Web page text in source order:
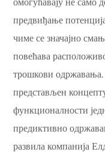
предвиђање
чиме се значајно
повећава
трошкови одржавања.
представљен
функционалности
предиктивно
развила компанија